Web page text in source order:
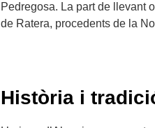
Pedregosa. La part de llevant
de Ratera, procedents de la
Història i